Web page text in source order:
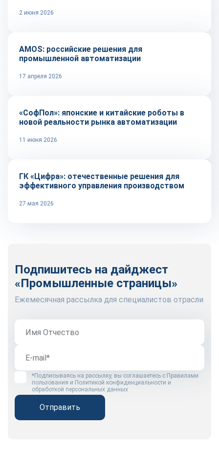
2 июня 2026
Автоматизация
AMOS: российские решения для
промышленной автоматизации
17 апреля 2026
Автоматизация
«СофПол»: японские и китайские роботы в
новой реальности рынка автоматизации
11 июня 2026
Автоматизация
ГК «Цифра»: отечественные решения для
эффективного управления производством
27 мая 2026
Подпишитесь на дайджест
«Промышленные страницы»
Ежемесячная рассылка для специалистов отрасли
*Подписываясь на рассылку, вы соглашаетесь с Правилами
пользования и Политикой конфиденциальности и
обработкой персональных данных
Отправить